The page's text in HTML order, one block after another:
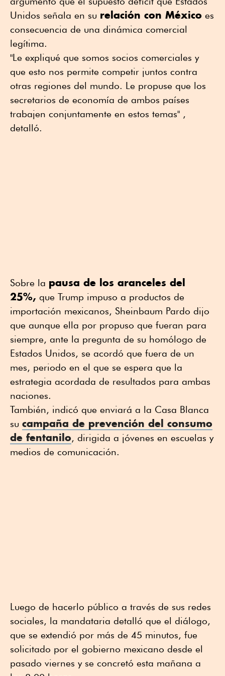
Unidos señala en su relación con México es
consecuencia de una dinámica comercial
legítima.
"Le expliqué que somos socios comerciales y
que esto nos permite competir juntos contra
otras regiones del mundo. Le propuse que los
secretarios de economía de ambos países
trabajen conjuntamente en estos temas" ,
detalló.
Sobre la pausa de los aranceles del
25%, que Trump impuso a productos de
importación mexicanos, Sheinbaum Pardo dijo
que aunque ella por propuso que fueran para
siempre, ante la pregunta de su homólogo de
Estados Unidos, se acordó que fuera de un
mes, periodo en el que se espera que la
estrategia acordada de resultados para ambas
naciones.
También, indicó que enviará a la Casa Blanca
su campaña de prevención del consumo
de fentanilo, dirigida a jóvenes en escuelas y
medios de comunicación.
Luego de hacerlo público a través de sus redes
sociales, la mandataria detalló que el diálogo,
que se extendió por más de 45 minutos, fue
solicitado por el gobierno mexicano desde el
pasado viernes y se concretó esta mañana a